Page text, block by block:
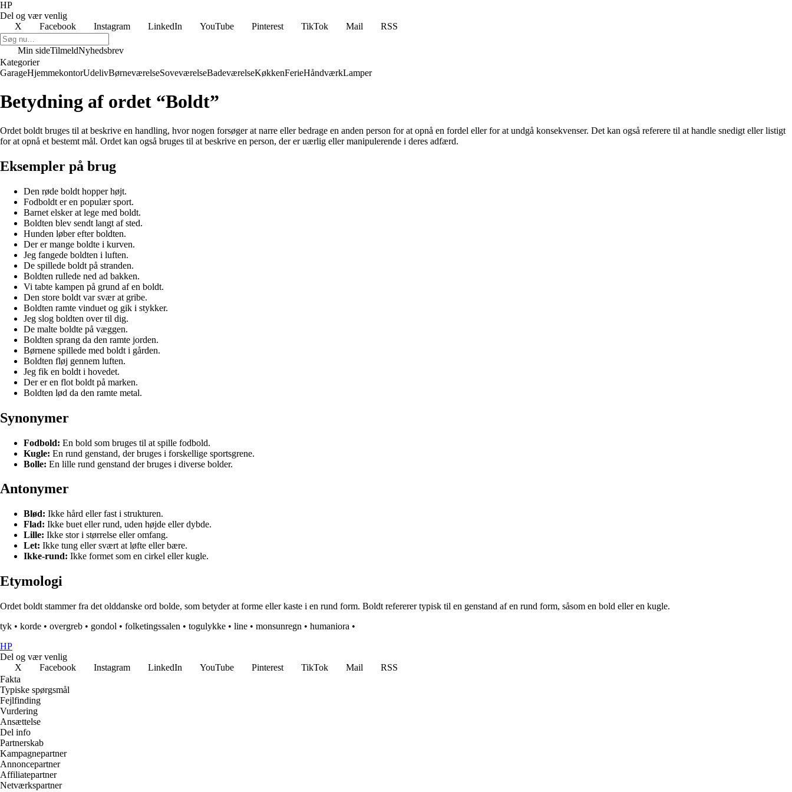
HP
Del og vær venlig
X
Facebook Instagram LinkedIn YouTube Pinterest TikTok Mail RSS
Min sideTilmeldNyhedsbrev
Kategorier
GarageHjemmekontorUdelivBørneværelseSoveværelseBadeværelseKøkkenFerieHåndværkLamper
Betydning af ordet “Boldt”
Ordet boldt bruges til at beskrive en handling, hvor nogen forsøger at narre eller bedrage en anden person for at opnå en fordel eller for at undgå konsekvenser. Det kan også referere til at handle snedigt eller listigt
for at opnå et bestemt mål. Ordet kan også bruges til at beskrive en person, der er uærlig eller manipulerende i deres adfærd.
Eksempler på brug
Den røde boldt hopper højt.
Fodboldt er en populær sport.
Barnet elsker at lege med boldt.
Boldten blev sendt langt af sted.
Hunden løber efter boldten.
Der er mange boldte i kurven.
Jeg fangede boldten i luften.
De spillede boldt på stranden.
Boldten rullede ned ad bakken.
Vi tabte kampen på grund af en boldt.
Den store boldt var svær at gribe.
Boldten ramte vinduet og gik i stykker.
Jeg slog boldten over til dig.
De malte boldte på væggen.
Boldten sprang da den ramte jorden.
Børnene spillede med boldt i gården.
Boldten fløj gennem luften.
Jeg fik en boldt i hovedet.
Der er en flot boldt på marken.
Boldten lød da den ramte metal.
Synonymer
Fodbold: En bold som bruges til at spille fodbold.
Kugle: En rund genstand, der bruges i forskellige sportsgrene.
Bolle: En lille rund genstand der bruges i diverse bolder.
Antonymer
Blød: Ikke hård eller fast i strukturen.
Flad: Ikke buet eller rund, uden højde eller dybde.
Lille: Ikke stor i størrelse eller omfang.
Let: Ikke tung eller svært at løfte eller bære.
Ikke-rund: Ikke formet som en cirkel eller kugle.
Etymologi
Ordet boldt stammer fra det olddanske ord bolde, som betyder at forme eller kaste i en rund form. Boldt refererer typisk til en genstand af en rund form, såsom en bold eller en kugle.
tyk • korde • overgreb • gondol • folketingssalen • togulykke • line • monsunregn • humaniora •
HP
Del og vær venlig
X
Facebook Instagram LinkedIn YouTube Pinterest TikTok Mail
RSS
Fakta
Typiske spørgsmål
Fejlfinding
Vurdering
Ansættelse
Del info
Partnerskab
Kampagnepartner
Annoncepartner
Affiliatepartner
Netværkspartner